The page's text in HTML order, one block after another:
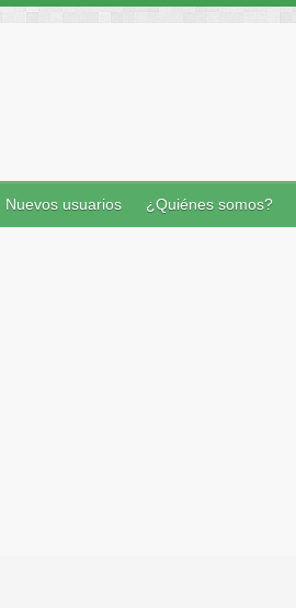
Nuevos usuarios ¿Quiénes somos?